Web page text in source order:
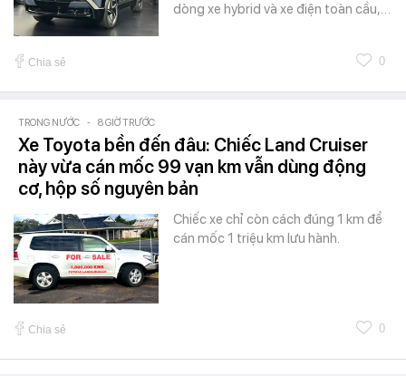
dòng xe hybrid và xe điện toàn cầu,…
Chia sẻ 0
TRONG NƯỚC - 8 GIỜ TRƯỚC
Xe Toyota bền đến đâu: Chiếc Land Cruiser
này vừa cán mốc 99 vạn km vẫn dùng động
cơ, hộp số nguyên bản
Chiếc xe chỉ còn cách đúng 1 km để
cán mốc 1 triệu km lưu hành.
Chia sẻ 0